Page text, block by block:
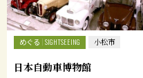
めぐる SIGHTSEEING 小松市
日本自動車博物館